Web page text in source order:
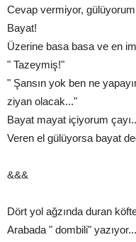
Cevap vermiyor,
Bayat!
Üzerine basa basa ve en
" Tazeymiş!"
" Şansın yok ben ne
ziyan olacak..."
Bayat mayat içiyorum
Veren el gülüyorsa bayat
&&&
Dört yol ağzında duran
Arabada " dombili"